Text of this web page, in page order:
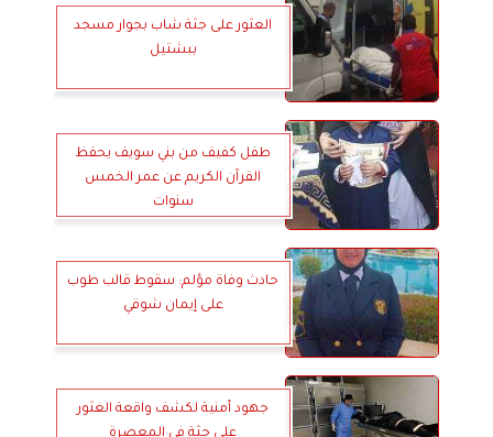
العثور على جثة شاب بجوار مسجد
ببشتيل
طفل كفيف من بني سويف يحفظ
القرآن الكريم عن عمر الخمس
سنوات
حادث وفاة مؤلم: سقوط قالب طوب
على إيمان شوقي
جهود أمنية لكشف واقعة العثور
على جثة في المعصرة